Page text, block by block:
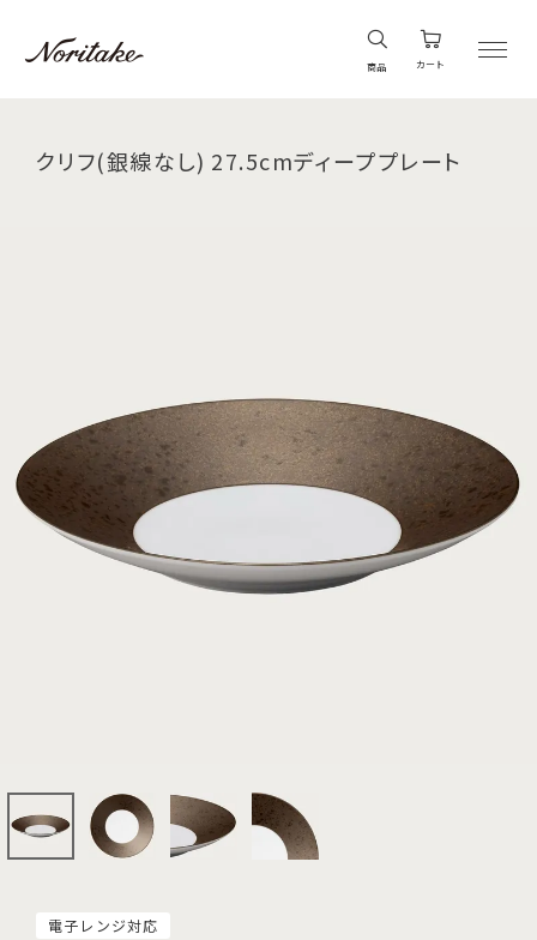
商品 カート
クリフ(銀線なし) 27.5cmディーププレート
電子レンジ対応